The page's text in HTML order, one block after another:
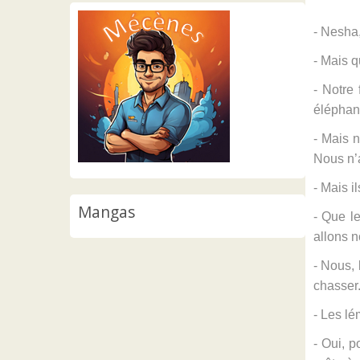
-
- Mais
- Notre
- Mais
Nous
- Mais
- Que
allons
- Nous,
- Les
- Oui,
Mangas